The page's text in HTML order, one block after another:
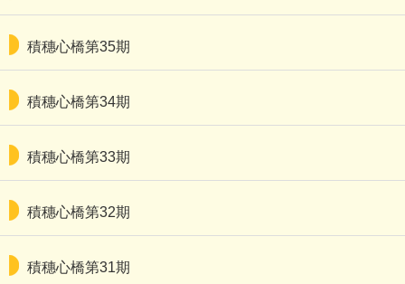
積穗心橋第35期
積穗心橋第34期
積穗心橋第33期
積穗心橋第32期
積穗心橋第31期